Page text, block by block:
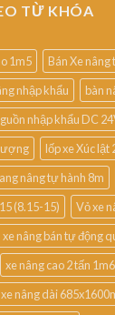
TỪ KHÓA
1m5
Bán Xe nâng
nhập khẩu
bàn
nhập khẩu DC
lốp xe Xúc lật
nâng tự hành 8m
(8.15-15)
Vỏ xe
xe nâng bán tự động
xe nâng cao 2 tấn 1m6
xe nâng dài